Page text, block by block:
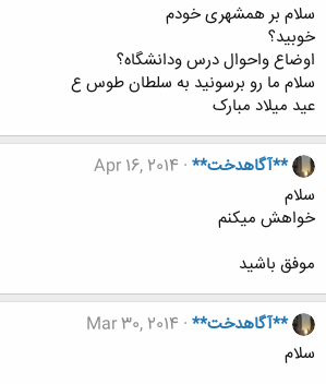
سلام بر همشهری خودم
خوبید؟
اوضاع واحوال درس ودانشگاه؟
سلام ما رو برسونید به سلطان طوس ع
عید میلاد مبارک
**آگاهدخت** Apr 16, 2014
سلام
خواهش میکنم
موفق باشید
**آگاهدخت** Mar 30, 2014
سلام